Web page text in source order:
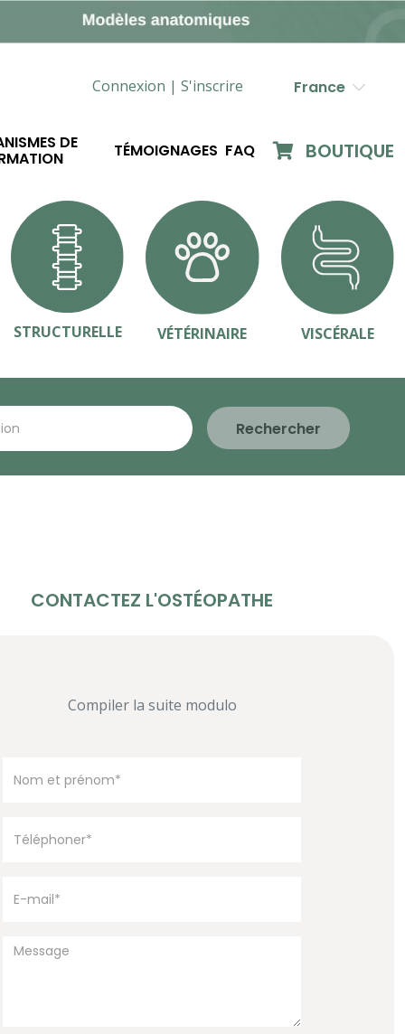
Connexion | S'inscrire France
DE TÉMOIGNAGES FAQ BOUTIQUE
STRUCTURELLE VÉTÉRINAIRE VISCÉRALE
Rechercher
CONTACTEZ L'OSTÉOPATHE
Compiler la suite modulo